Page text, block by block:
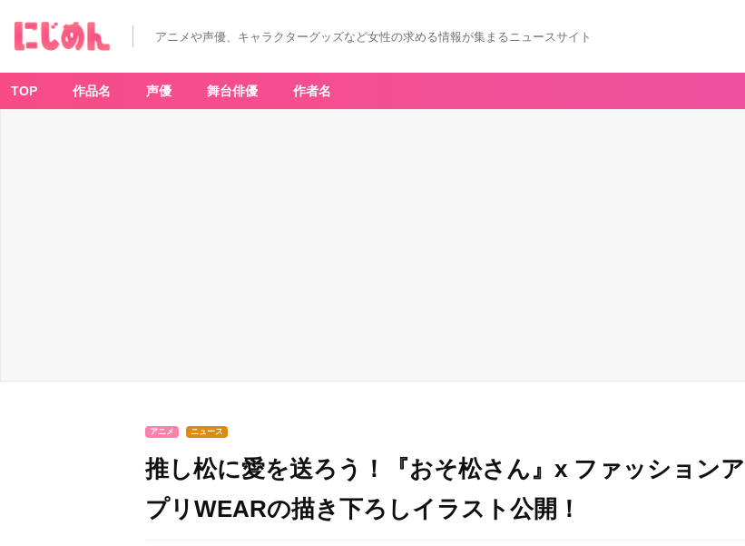
アニメや声優、キャラクターグッズなど女性の求める情報が集まるニュースサイト
TOP 作品名 声優 舞台俳優 作者名
アニメ ニュース
推し松に愛を送ろう！『おそ松さん』x ファッションア
プリWEARの描き下ろしイラスト公開！